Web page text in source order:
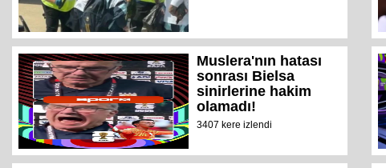
Muslera'nın hatası
sonrası Bielsa
sinirlerine hakim
olamadı!
3407 kere izlendi